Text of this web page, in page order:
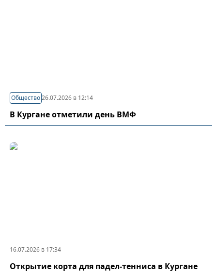
Общество26.07.2026 в 12:14
В Кургане отметили день ВМФ
16.07.2026 в 17:34
Открытие корта для падел-тенниса в Кургане